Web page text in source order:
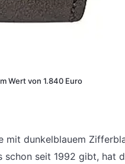
Wert von 1.840 Euro
mit dunkelblauem
schon seit 1992 gibt, hat